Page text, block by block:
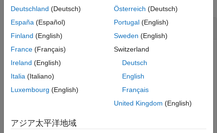
四元数からの四元数の減算
四元数の減算は、各四元数の対応する部分の減算として定義
されます。2 つの四元数を作成し、減算を実行します。
Q1 = quaternion([1,0,-2,7]);
Q1minusQ2 = Q1 - Q2
Deutschland (Deutsch)
España (Español)
Finland (English)
France (Français)
Ireland (English)
Italia (Italiano)
Luxembourg (English)
Österreich (Deutsch)
Portugal(English)
Sweden (English)
Switzerland
Deutsch
English
Français
United Kingdom (English)
アジア太平洋地域